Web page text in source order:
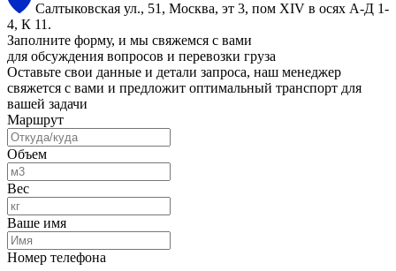
Салтыковская ул., 51, Москва, эт 3, пом XIV в осях А-Д 1-
4, К 11.
Заполните форму, и мы свяжемся с вами
для обсуждения вопросов и перевозки груза
Оставьте свои данные и детали запроса, наш менеджер
свяжется с вами и предложит оптимальный транспорт для
вашей задачи
Маршрут
Объем
Вес
Ваше имя
Номер телефона